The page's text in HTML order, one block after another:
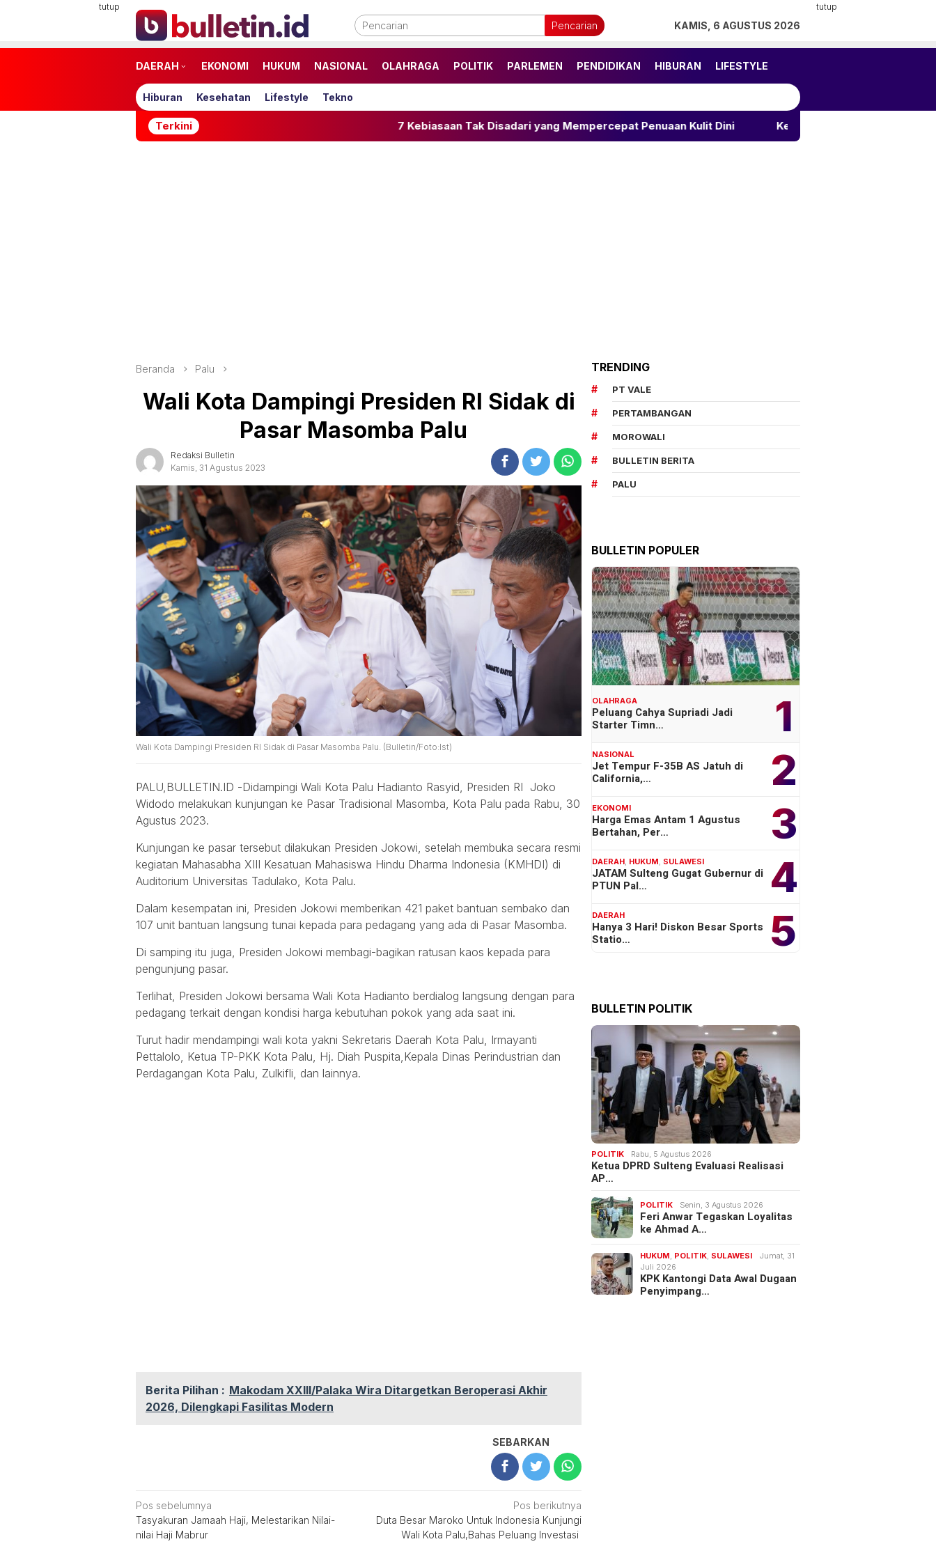
tutup tutup
Pencarian KAMIS, 6 AGUSTUS 2026
DAERAH EKONOMI HUKUM NASIONAL OLAHRAGA POLITIK PARLEMEN PENDIDIKAN HIBURAN LIFESTYLE
Hiburan Kesehatan Lifestyle Tekno
Terkini 7 Kebiasaan Tak Disadari yang Mempercepat Penuaan Kulit Dini Ketua TP PKK Palu Motivasi Calon
Beranda Palu
Wali Kota Dampingi Presiden RI Sidak di
Pasar Masomba Palu
Redaksi Bulletin
Kamis, 31 Agustus 2023
Wali Kota Dampingi Presiden RI Sidak di Pasar Masomba Palu. (Bulletin/Foto:Ist)
PALU,BULLETIN.ID -Didampingi Wali Kota Palu Hadianto Rasyid, Presiden RI Joko
Widodo melakukan kunjungan ke Pasar Tradisional Masomba, Kota Palu pada Rabu, 30
Agustus 2023.
Kunjungan ke pasar tersebut dilakukan Presiden Jokowi, setelah membuka secara resmi
kegiatan Mahasabha XIII Kesatuan Mahasiswa Hindu Dharma Indonesia (KMHDI) di
Auditorium Universitas Tadulako, Kota Palu.
Dalam kesempatan ini, Presiden Jokowi memberikan 421 paket bantuan sembako dan
107 unit bantuan langsung tunai kepada para pedagang yang ada di Pasar Masomba.
Di samping itu juga, Presiden Jokowi membagi-bagikan ratusan kaos kepada para
pengunjung pasar.
Terlihat, Presiden Jokowi bersama Wali Kota Hadianto berdialog langsung dengan para
pedagang terkait dengan kondisi harga kebutuhan pokok yang ada saat ini.
Turut hadir mendampingi wali kota yakni Sekretaris Daerah Kota Palu, Irmayanti
Pettalolo, Ketua TP-PKK Kota Palu, Hj. Diah Puspita,Kepala Dinas Perindustrian dan
Perdagangan Kota Palu, Zulkifli, dan lainnya.
Berita Pilihan : Makodam XXIII/Palaka Wira Ditargetkan Beroperasi Akhir
2026, Dilengkapi Fasilitas Modern
SEBARKAN
Navigasi
pos
Pos sebelumnya
Tasyakuran Jamaah Haji, Melestarikan Nilai-
nilai Haji Mabrur
Pos berikutnya
Duta Besar Maroko Untuk Indonesia Kunjungi
Wali Kota Palu,Bahas Peluang Investasi
TRENDING
PT VALE
PERTAMBANGAN
MOROWALI
BULLETIN BERITA
PALU
BULLETIN POPULER
1
OLAHRAGA
Peluang Cahya Supriadi Jadi
Starter Timn…
2
NASIONAL
Jet Tempur F-35B AS Jatuh di
California,…
3
EKONOMI
Harga Emas Antam 1 Agustus
Bertahan, Per…
4
DAERAH HUKUM SULAWESI
JATAM Sulteng Gugat Gubernur di
PTUN Pal…
5
DAERAH
Hanya 3 Hari! Diskon Besar Sports
Statio…
BULLETIN POLITIK
POLITIK Rabu, 5 Agustus 2026
Ketua DPRD Sulteng Evaluasi Realisasi
AP…
POLITIK Senin, 3 Agustus 2026
Feri Anwar Tegaskan Loyalitas
ke Ahmad A…
HUKUM POLITIK SULAWESI
Jumat, 31
Juli 2026
KPK Kantongi Data Awal Dugaan
Penyimpang…